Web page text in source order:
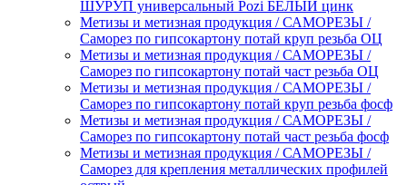
ШУРУП универсальный Pozi БЕЛЫЙ цинк
Метизы и метизная продукция / САМОРЕЗЫ /
Саморез по гипсокартону потай круп резьба ОЦ
Метизы и метизная продукция / САМОРЕЗЫ /
Саморез по гипсокартону потай част резьба ОЦ
Метизы и метизная продукция / САМОРЕЗЫ /
Саморез по гипсокартону потай круп резьба фосф
Метизы и метизная продукция / САМОРЕЗЫ /
Саморез по гипсокартону потай част резьба фосф
Метизы и метизная продукция / САМОРЕЗЫ /
Саморез для крепления металлических профилей